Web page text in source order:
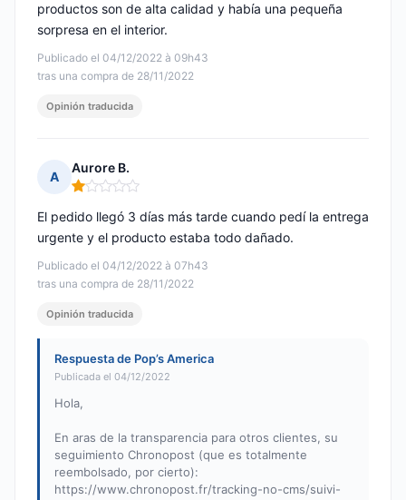
Publicado el 04/12/2022 à 09h43
tras una compra de 28/11/2022
productos son de alta calidad y había una pequeña
sorpresa en el interior.
Opinión traducida
A
Aurore B.
Nota: 1 de 5
Publicado el 04/12/2022 à 07h43
tras una compra de 28/11/2022
El pedido llegó 3 días más tarde cuando pedí la entrega
urgente y el producto estaba todo dañado.
Opinión traducida
Respuesta de Pop’s America
Publicada el 04/12/2022
Hola,
En aras de la transparencia para otros clientes, su
seguimiento Chronopost (que es totalmente
reembolsado, por cierto):
https://www.chronopost.fr/tracking-no-cms/suivi-